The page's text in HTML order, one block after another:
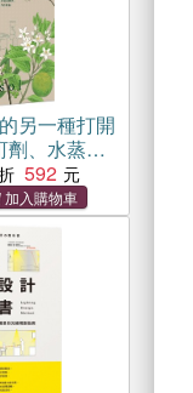
另一種打開
劑、水蒸氣
成分全方
592